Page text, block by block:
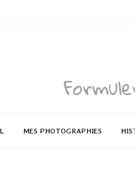
MES PHOTOGRAPHIES